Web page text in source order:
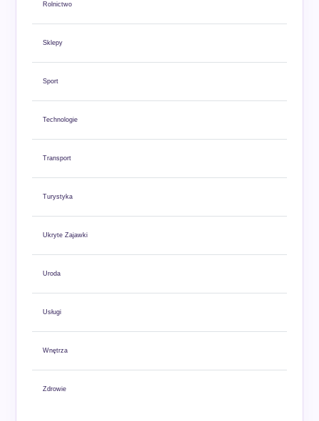
Rolnictwo
Sklepy
Sport
Technologie
Transport
Turystyka
Ukryte Zajawki
Uroda
Usługi
Wnętrza
Zdrowie